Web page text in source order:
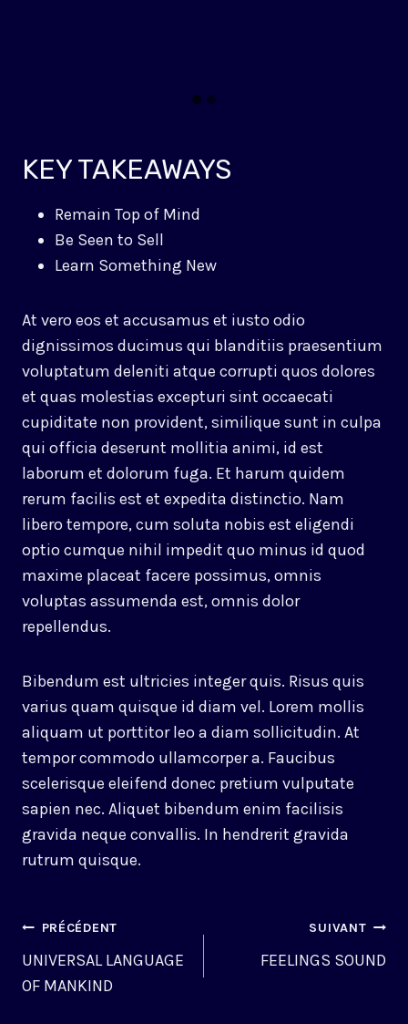
KEY TAKEAWAYS
Remain Top of Mind
Be Seen to Sell
Learn Something New
At vero eos et accusamus et iusto odio
dignissimos ducimus qui blanditiis praesentium
voluptatum deleniti atque corrupti quos dolores
et quas molestias excepturi sint occaecati
cupiditate non provident, similique sunt in culpa
qui officia deserunt mollitia animi, id est
laborum et dolorum fuga. Et harum quidem
rerum facilis est et expedita distinctio. Nam
libero tempore, cum soluta nobis est eligendi
optio cumque nihil impedit quo minus id quod
maxime placeat facere possimus, omnis
voluptas assumenda est, omnis dolor
repellendus.
Bibendum est ultricies integer quis. Risus quis
varius quam quisque id diam vel. Lorem mollis
aliquam ut porttitor leo a diam sollicitudin. At
tempor commodo ullamcorper a. Faucibus
scelerisque eleifend donec pretium vulputate
sapien nec. Aliquet bibendum enim facilisis
gravida neque convallis. In hendrerit gravida
rutrum quisque.
NAVIGATION
DE
L’ARTICLE
PRÉCÉDENT
UNIVERSAL LANGUAGE
OF MANKIND
SUIVANT
FEELINGS SOUND